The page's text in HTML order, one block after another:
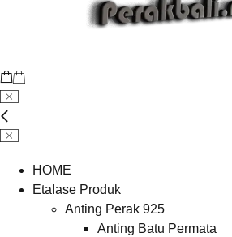
HOME
Etalase Produk
Anting Perak 925
Anting Batu Permata